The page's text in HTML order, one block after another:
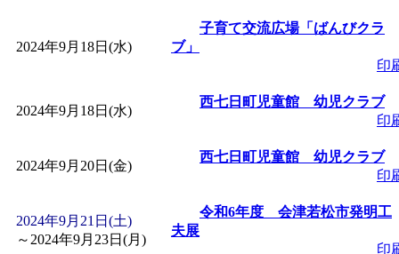
2024年9月18日(水)
子育て交流広場「ばんびクラ
ブ」
印
2024年9月18日(水)
西七日町児童館 幼児クラブ
印
2024年9月20日(金)
西七日町児童館 幼児クラブ
印
2024年9月21日(土)
～ 2024年9月23日(月)
令和6年度 会津若松市発明工
夫展
印